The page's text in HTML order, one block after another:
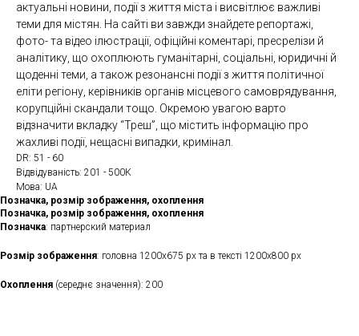
актуальні новини, події з життя міста і висвітлює важливі
теми для містян. На сайті ви завжди знайдете репортажі,
фото- та відео ілюстрації, офіційні коментарі, пресрелізи й
аналітику, що охоплюють гуманітарні, соціальні, юридичні й
щоденні теми, а також резонансні події з життя політичної
еліти регіону, керівників органів місцевого самоврядування,
корупційні скандали тощо. Окремою увагою варто
відзначити вкладку “Треш”, що містить інформацію про
жахливі події, нещасні випадки, кримінал.
DR: 51 - 60
Відвідуваність: 201 - 500К
Мова: UA
Позначка, розмір зображення, охоплення
Позначка, розмір зображення, охоплення
Позначка: партнерский материал
Розмір зображення: головна 1200х675 рх та в тексті 1200х800 рх
Охоплення (середнє значення): 200